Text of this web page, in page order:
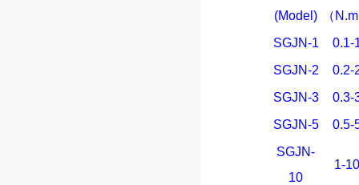
(Model)
（N.m
SGJN-1
0.1-
SGJN-2
0.2-
SGJN-3
0.3-
SGJN-5
0.5-
SGJN-
10
1-10